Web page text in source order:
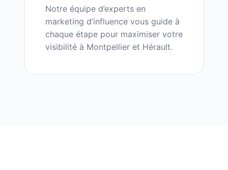
Notre équipe d’experts en
marketing d’influence vous guide à
chaque étape pour maximiser votre
visibilité à Montpellier et Hérault.